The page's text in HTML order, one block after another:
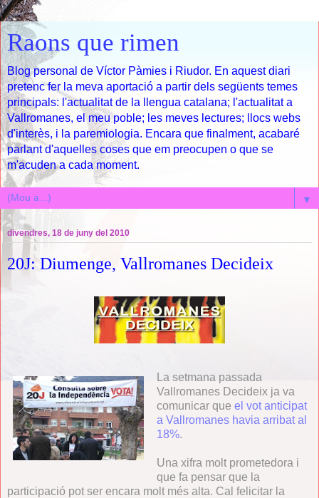
Raons que rimen
Blog personal de Víctor Pàmies i Riudor. En aquest diari
pretenc fer la meva aportació a partir dels següents temes
principals: l'actualitat de la llengua catalana; l'actualitat a
Vallromanes, el meu poble; les meves lectures; llocs webs
d'interès, i la paremiologia. Encara que finalment, acabaré
parlant d'aquelles coses que em preocupen o que se
m'acuden a cada moment.
▼
divendres, 18 de juny del 2010
20J: Diumenge, Vallromanes Decideix
La setmana passada
Vallromanes Decideix ja va
comunicar que el vot anticipat
a Vallromanes havia arribat al
18%.
Una xifra molt prometedora i
que fa pensar que la
participació pot ser encara molt més alta. Cal felicitar la